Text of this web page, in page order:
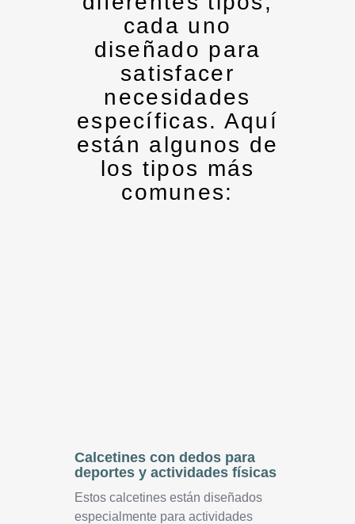
cada uno
diseñado para
satisfacer
necesidades
específicas. Aquí
están algunos de
los tipos más
comunes:
Calcetines con dedos para
deportes y actividades físicas
Estos calcetines están diseñados
especialmente para actividades